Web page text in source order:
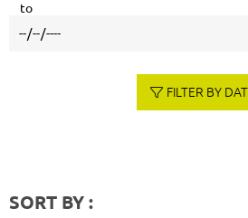
to
FILTER BY
SORT BY :